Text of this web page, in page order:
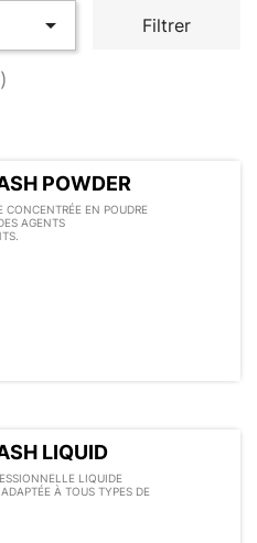
 Filtrer
POWDER
CONCENTRÉE EN POUDRE
AGENTS
LIQUID
LIQUIDE
À TOUS TYPES DE